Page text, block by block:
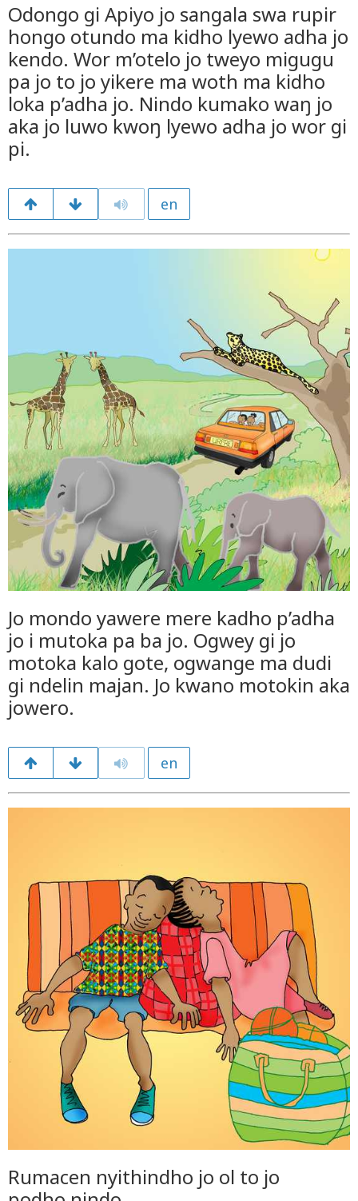
Odongo gi Apiyo jo sangala swa rupir
hongo otundo ma kidho lyewo adha jo
kendo. Wor m’otelo jo tweyo migugu
pa jo to jo yikere ma woth ma kidho
loka p’adha jo. Nindo kumako waŋ jo
aka jo luwo kwoŋ lyewo adha jo wor gi
pi.
en
Jo mondo yawere mere kadho p’adha
jo i mutoka pa ba jo. Ogwey gi jo
motoka kalo gote, ogwange ma dudi
gi ndelin majan. Jo kwano motokin aka
jowero.
en
Rumacen nyithindho jo ol to jo